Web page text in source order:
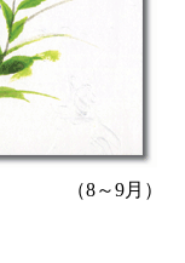
（8～9月）